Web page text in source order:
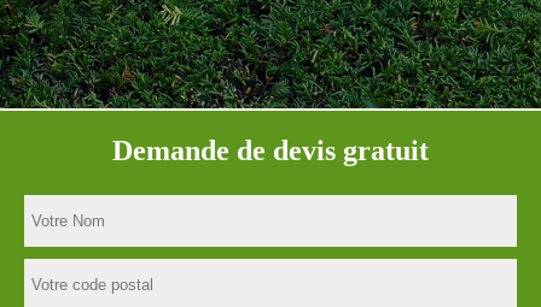
Demande de devis gratuit